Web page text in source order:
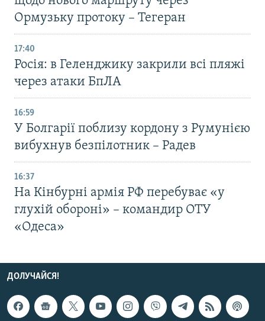
Ормузьку протоку – Тегеран
17:40
Росія: в Геленджику закрили всі пляжі
через атаки БпЛА
16:59
У Болгарії поблизу кордону з Румунією
вибухнув безпілотник – Радев
16:37
На Кінбурні армія РФ перебуває «у
глухій обороні» – командир ОТУ
«Одеса»
ДОЛУЧАЙСЯ!